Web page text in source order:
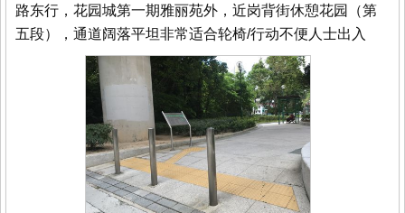
路东行，花园城第一期雅丽苑外，近岗背街休憩花园（第
五段），通道阔落平坦非常适合轮椅/行动不便人士出入